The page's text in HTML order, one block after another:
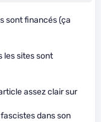
sont financés (ça
les sites sont
assez clair sur
dans son